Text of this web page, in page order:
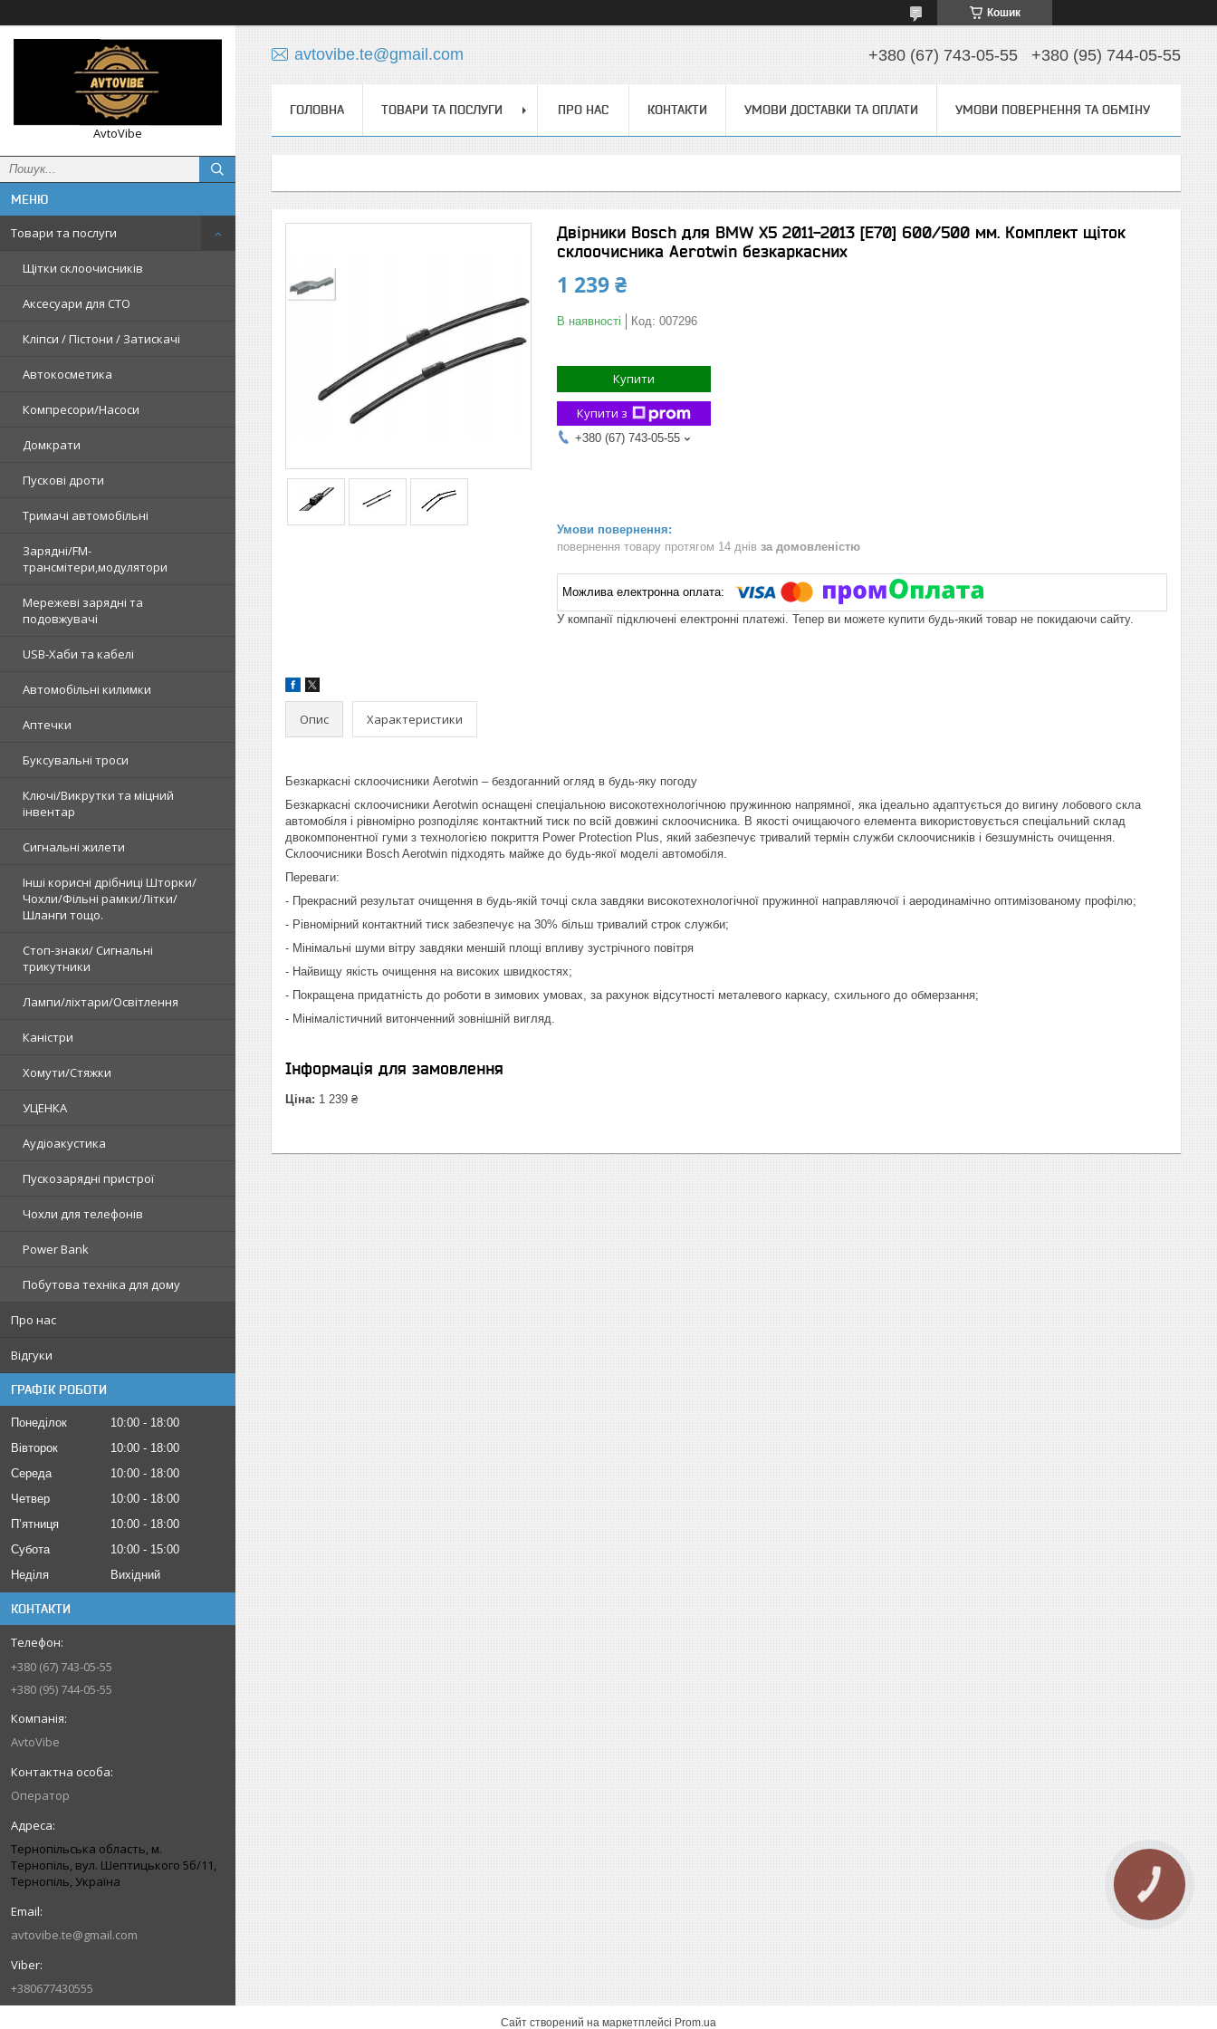
Кошик
AvtoVibe
Товари та послуги
Щітки склоочисників
Аксесуари для СТО
Кліпси / Пістони / Затискачі
Автокосметика
Компресори/Насоси
Домкрати
Пускові дроти
Тримачі автомобільні
Зарядні/FM-
трансмітери,модулятори
Мережеві зарядні та
подовжувачі
USB-Хаби та кабелі
Автомобільні килимки
Аптечки
Буксувальні троси
Ключі/Викрутки та міцний
інвентар
Сигнальні жилети
Інші корисні дрібниці Шторки/
Чохли/Фільні рамки/Літки/
Шланги тощо.
Стоп-знаки/ Сигнальні
трикутники
Лампи/ліхтари/Освітлення
Каністри
Хомути/Стяжки
УЦЕНКА
Аудіоакустика
Пускозарядні пристрої
Чохли для телефонів
Power Bank
Побутова техніка для дому
Про нас
Відгуки
ГРАФІК РОБОТИ
Понеділок 10:00
18:00
Вівторок
10:00
18:00
Середа
10:00
18:00
Четвер
10:00
18:00
Пʼятниця
10:00
18:00
Субота
10:00
15:00
Неділя
Вихідний
КОНТАКТИ
+380 (67) 743-05-55
+380 (95) 744-05-55
AvtoVibe
Оператор
Тернопільська область, м.
Тернопіль, вул. Шептицького 5б/11,
Тернопіль, Україна
avtovibe.te@gmail.com
+380677430555
avtovibe.te@gmail.com +380 (67) 743-05-55 +380 (95) 744-05-55
ГОЛОВНА ТОВАРИ ТА ПОСЛУГИ ПРО НАС КОНТАКТИ УМОВИ ДОСТАВКИ ТА ОПЛАТИ УМОВИ ПОВЕРНЕННЯ ТА ОБМІНУ
Двірники Bosch для BMW X5 2011-2013 [E70] 600/500 мм. Комплект щіток
склоочисника Aerotwin безкаркасних
1 239 ₴
В наявності Код: 007296
Купити
Купити з
+380 (67) 743-05-55
повернення товару протягом 14 днів за домовленістю
У компанії підключені електронні платежі. Тепер ви можете купити будь-який товар не покидаючи сайту.
Опис Характеристики
Безкаркасні склоочисники Aerotwin – бездоганний огляд в будь-яку погоду
Безкаркасні склоочисники Aerotwin оснащені спеціальною високотехнологічною пружинною напрямної, яка ідеально адаптується до вигину лобового скла
автомобіля і рівномірно розподіляє контактний тиск по всій довжині склоочисника. В якості очищаючого елемента використовується спеціальний склад
двокомпонентної гуми з технологією покриття Power Protection Plus, який забезпечує тривалий термін служби склоочисників і безшумність очищення.
Склоочисники Bosch Aerotwin підходять майже до будь-якої моделі автомобіля.
Переваги:
- Прекрасний результат очищення в будь-якій точці скла завдяки високотехнологічної пружинної направляючої і аеродинамічно оптимізованому профілю;
- Рівномірний контактний тиск забезпечує на 30% більш тривалий строк служби;
- Мінімальні шуми вітру завдяки меншій площі впливу зустрічного повітря
- Найвищу якість очищення на високих швидкостях;
- Покращена придатність до роботи в зимових умовах, за рахунок відсутності металевого каркасу, схильного до обмерзання;
- Мінімалістичний витонченний зовнішній вигляд.
Інформація для замовлення
Ціна: 1 239 ₴
Сайт створений на маркетплейсі Prom.ua
КНОПКА
ЗВ'ЯЗКУ